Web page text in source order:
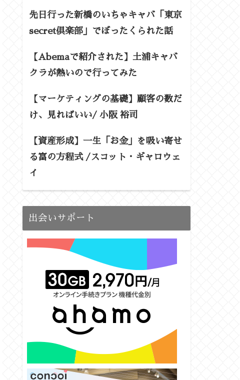
先日行った新橋のいちゃキャバ「東京
secret倶楽部」でぼったくられた話
【Abemaで紹介された】土浦キャバ
クラが熱いので行ってみた
【マーケティングの基礎】顧客の数だ
け、見ればいい/ 小阪 裕司
【資産形成】一生「お金」を吸い寄せ
る富の方程式 /スコット・ギャロウェ
イ
出会いサポート